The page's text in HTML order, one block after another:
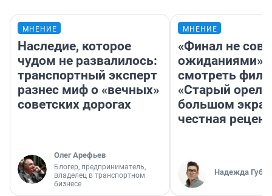
МНЕНИЕ
Наследие, которое
чудом не развалилось:
транспортный эксперт
разнес миф о «вечных»
советских дорогах
Олег Арефьев
Блогер, предприниматель,
владелец в транспортном
бизнесе
МНЕНИЕ
«Финал не
ожиданиями»:
смотреть
«Старый орел»
большом
честная
Надежда